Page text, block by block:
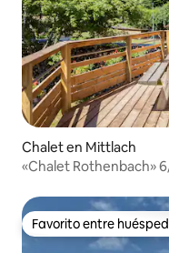
Chalet en Mittlach
«Chalet Rothenbach»
Favorito entre
Favorito entre